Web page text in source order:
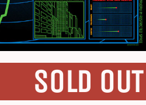
SOLD OUT